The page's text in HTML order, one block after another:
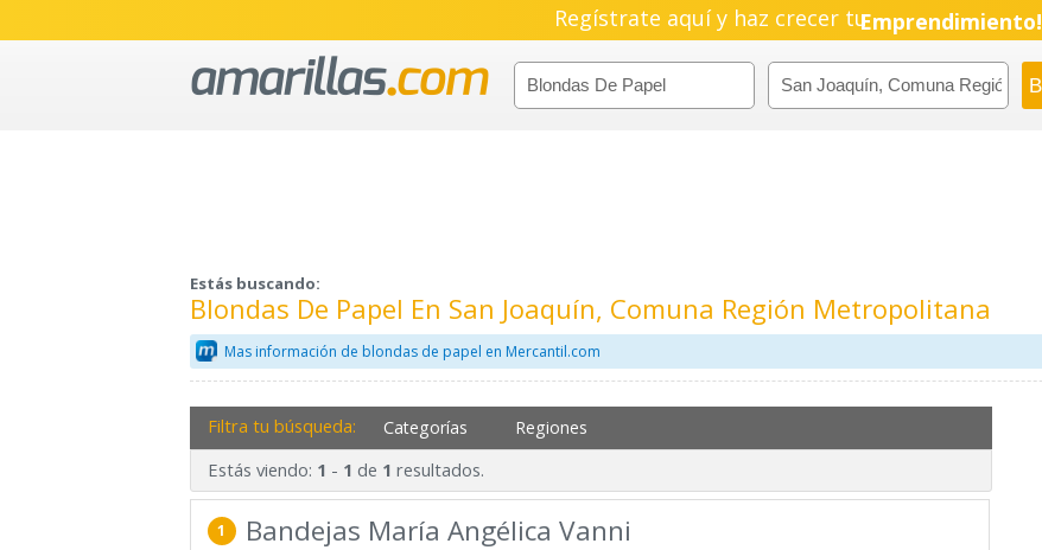
Regístrate aquí y haz crecer tuEmprendimiento!
Estás buscando:
Blondas De Papel En San Joaquín, Comuna Región Metropolitana
Mas información de blondas de papel en Mercantil.com
Filtra tu búsqueda: Categorías Regiones
Estás viendo: 1 - 1 de 1 resultados.
1 Bandejas María Angélica Vanni